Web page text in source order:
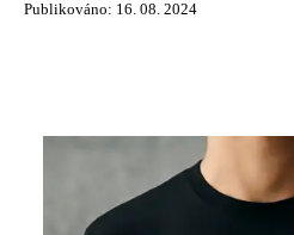
Publikováno: 16. 08. 2024